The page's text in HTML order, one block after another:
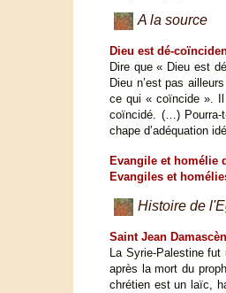
A la source
Dieu est dé-
Dire que « Dieu est
Dieu n’est pas
ce qui « coïncide ». Il
coïncidé. (…) Pourra-
chape d’adéquation
Evangile et homélie
Evangiles et
Histoire de
Saint Jean
La Syrie-Palestine
après la mort du
chrétien est un laïc,